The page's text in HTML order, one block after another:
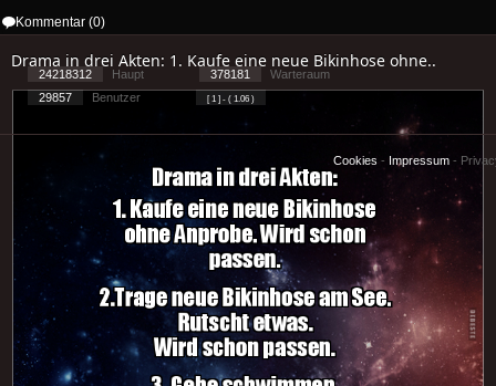
Kommentar (0)
Drama in drei Akten: 1. Kaufe eine neue Bikinhose ohne..
24218312 Haupt 378181
Warteraum
29857
Benutzer [ 1 ] - ( 1.06 )
Cookies - Impressum -